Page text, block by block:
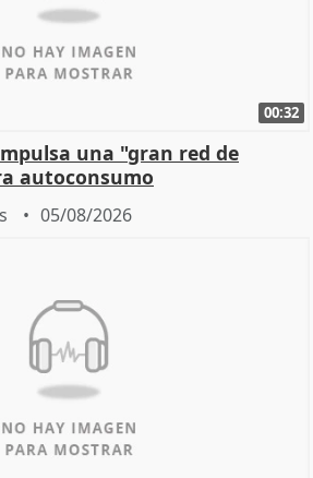
00:32
una "gran red de
autoconsumo
05/08/2026